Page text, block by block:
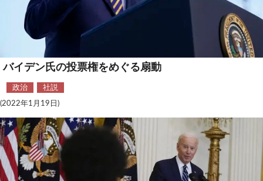
安全保障
ビジネス・経済
カルチャー
ポリシー
税制・予算
エネルギー・環境
バイデン氏の投票権をめぐる扇動
政治 社説
(2022年1月19日)